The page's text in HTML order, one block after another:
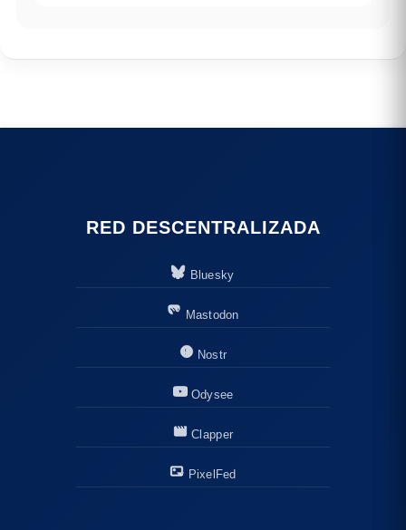
RED DESCENTRALIZADA
Bluesky
Mastodon
Nostr
Odysee
Clapper
PixelFed